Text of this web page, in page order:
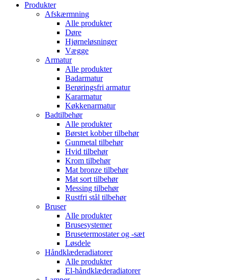
Produkter
Afskærmning
Alle produkter
Døre
Hjørneløsninger
Vægge
Armatur
Alle produkter
Badarmatur
Berøringsfri armatur
Kararmatur
Køkkenarmatur
Badtilbehør
Alle produkter
Børstet kobber tilbehør
Gunmetal tilbehør
Hvid tilbehør
Krom tilbehør
Mat bronze tilbehør
Mat sort tilbehør
Messing tilbehør
Rustfri stål tilbehør
Bruser
Alle produkter
Brusesystemer
Brusetermostater og -sæt
Løsdele
Håndklæde­radiatorer
Alle produkter
El-håndklæde­radiatorer